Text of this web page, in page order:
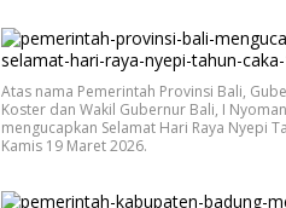
Atas nama Pemerintah Provinsi Bali,
Koster dan Wakil Gubernur Bali, I
mengucapkan Selamat Hari Raya Nyepi
Kamis 19 Maret 2026.